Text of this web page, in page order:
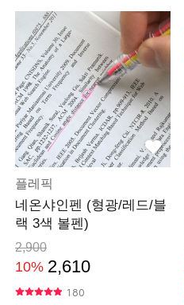
플레픽
네온샤인펜 (형광/레드/블
랙 3색 볼펜)
2,900
10% 2,610
180